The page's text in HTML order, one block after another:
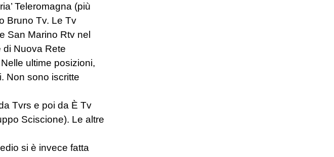
Teleromagna (più
Bruno Tv. Le Tv
San Marino Rtv nel
di Nuova Rete
ultime posizioni,
Non sono iscritte
Tvrs e poi da È Tv
Sciscione). Le altre
si è invece fatta